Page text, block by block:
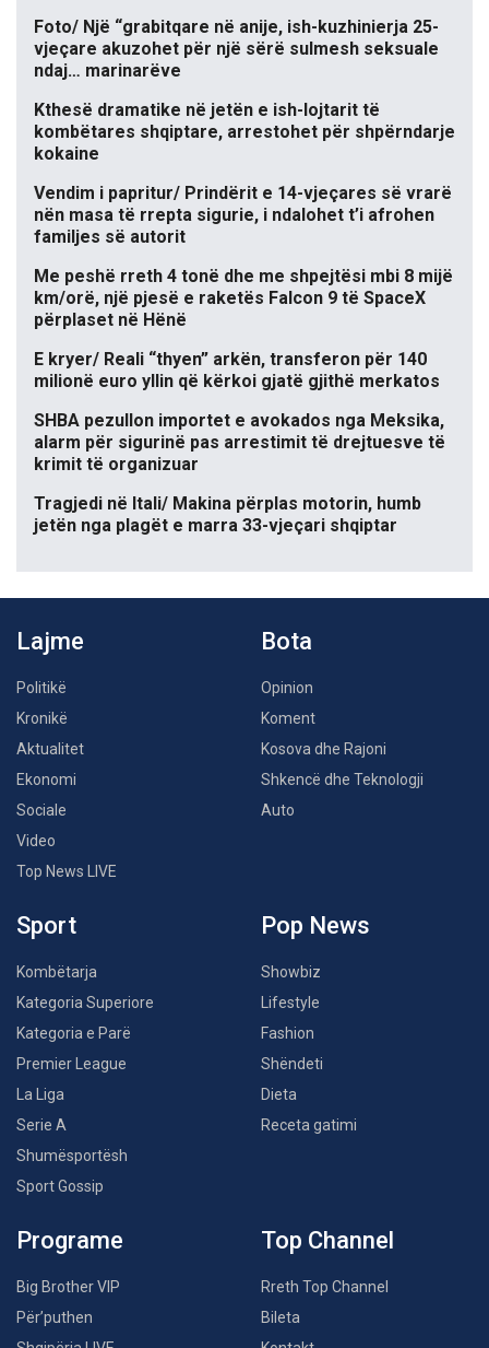
Foto/ Një “grabitqare në anije, ish-kuzhinierja 25-
vjeçare akuzohet për një sërë sulmesh seksuale
ndaj… marinarëve
Kthesë dramatike në jetën e ish-lojtarit të
kombëtares shqiptare, arrestohet për shpërndarje
kokaine
Vendim i papritur/ Prindërit e 14-vjeçares së vrarë
nën masa të rrepta sigurie, i ndalohet t’i afrohen
familjes së autorit
Me peshë rreth 4 tonë dhe me shpejtësi mbi 8 mijë
km/orë, një pjesë e raketës Falcon 9 të SpaceX
përplaset në Hënë
E kryer/ Reali “thyen” arkën, transferon për 140
milionë euro yllin që kërkoi gjatë gjithë merkatos
SHBA pezullon importet e avokados nga Meksika,
alarm për sigurinë pas arrestimit të drejtuesve të
krimit të organizuar
Tragjedi në Itali/ Makina përplas motorin, humb
jetën nga plagët e marra 33-vjeçari shqiptar
Lajme
Politikë
Kronikë
Aktualitet
Ekonomi
Sociale
Video
Top News LIVE
Bota
Opinion
Koment
Kosova dhe Rajoni
Shkencë dhe Teknologji
Auto
Sport
Kombëtarja
Kategoria Superiore
Kategoria e Parë
Premier League
La Liga
Serie A
Shumësportësh
Sport Gossip
Pop News
Showbiz
Lifestyle
Fashion
Shëndeti
Dieta
Receta gatimi
Programe
Big Brother VIP
Për’puthen
Top Channel
Rreth Top Channel
Bileta